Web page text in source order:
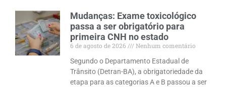
Mudanças: Exame toxicológico
passa a ser obrigatório para
primeira CNH no estado
6 de agosto de 2026
Nenhum comentário
Segundo o Departamento Estadual de
Trânsito (Detran-BA), a obrigatoriedade da
etapa para as categorias A e B passou a ser